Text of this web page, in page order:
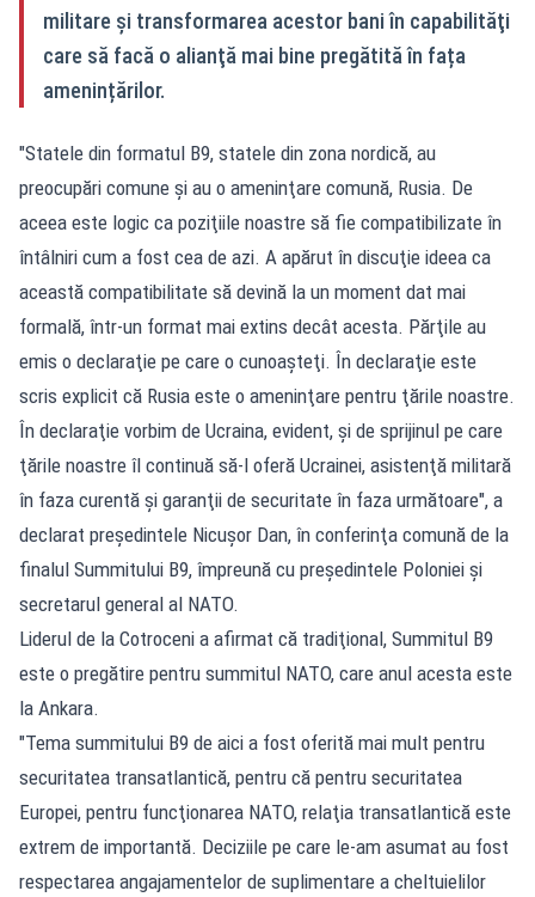
militare și transformarea acestor bani în capabilităţi
care să facă o alianţă mai bine pregătită în fața
amenințărilor.
"Statele din formatul B9, statele din zona nordică, au
preocupări comune şi au o ameninţare comună, Rusia. De
aceea este logic ca poziţiile noastre să fie compatibilizate în
întâlniri cum a fost cea de azi. A apărut în discuţie ideea ca
această compatibilitate să devină la un moment dat mai
formală, într-un format mai extins decât acesta. Părţile au
emis o declaraţie pe care o cunoaşteţi. În declaraţie este
scris explicit că Rusia este o ameninţare pentru ţările noastre.
În declaraţie vorbim de Ucraina, evident, şi de sprijinul pe care
ţările noastre îl continuă să-l oferă Ucrainei, asistenţă militară
în faza curentă şi garanţii de securitate în faza următoare", a
declarat preşedintele Nicuşor Dan, în conferinţa comună de la
finalul Summitului B9, împreună cu preşedintele Poloniei şi
secretarul general al NATO.
Liderul de la Cotroceni a afirmat că tradiţional, Summitul B9
este o pregătire pentru summitul NATO, care anul acesta este
la Ankara.
"Tema summitului B9 de aici a fost oferită mai mult pentru
securitatea transatlantică, pentru că pentru securitatea
Europei, pentru funcţionarea NATO, relaţia transatlantică este
extrem de importantă. Deciziile pe care le-am asumat au fost
respectarea angajamentelor de suplimentare a cheltuielilor